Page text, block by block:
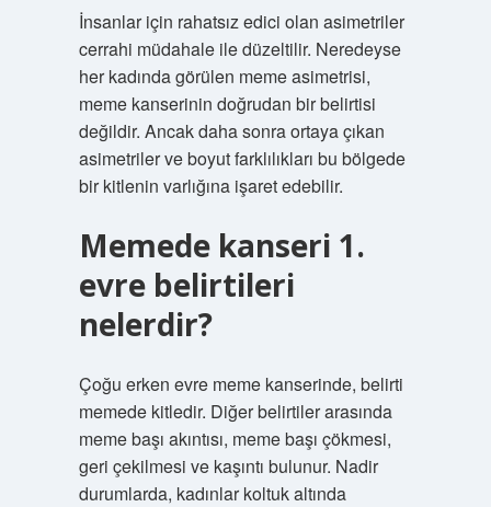
İnsanlar için rahatsız edici olan asimetriler
cerrahi müdahale ile düzeltilir. Neredeyse
her kadında görülen meme asimetrisi,
meme kanserinin doğrudan bir belirtisi
değildir. Ancak daha sonra ortaya çıkan
asimetriler ve boyut farklılıkları bu bölgede
bir kitlenin varlığına işaret edebilir.
Memede kanseri 1.
evre belirtileri
nelerdir?
Çoğu erken evre meme kanserinde, belirti
memede kitledir. Diğer belirtiler arasında
meme başı akıntısı, meme başı çökmesi,
geri çekilmesi ve kaşıntı bulunur. Nadir
durumlarda, kadınlar koltuk altında